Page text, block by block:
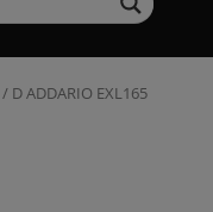
/ D ADDARIO EXL165